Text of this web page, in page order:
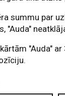
summu par
"Auda"
"Auda"